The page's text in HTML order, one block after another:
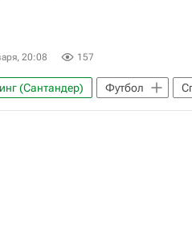
20:08 157
(Сантандер) Футбол
2026-2027 (Чемпионат России по